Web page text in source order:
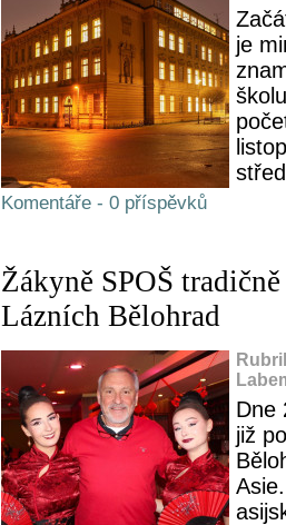
je
Komentáře - 0 příspěvků
Žákyně SPOŠ
Lázních Bělohrad
Dne
již